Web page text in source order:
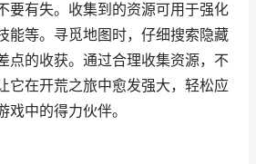
要有失。收集到的资源可用于强化
能等。寻觅地图时，仔细搜索隐藏
点的收获。通过合理收集资源，不
它在开荒之旅中愈发强大，轻松应
戏中的得力伙伴。